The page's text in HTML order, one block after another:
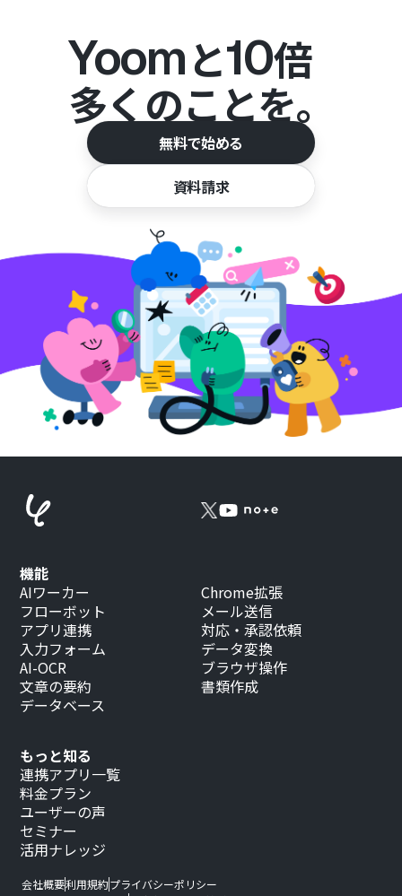
Yoomと10倍
多くのことを。
無料で始める
資料請求
もっと知る
連携アプリ一覧
料金プラン
ユーザーの声
セミナー
活用ナレッジ
機能
AIワーカー
フローボット
アプリ連携
入力フォーム
AI-OCR
文章の要約
データベース
Chrome拡張
メール送信
対応・承認依頼
データ変換
ブラウザ操作
書類作成
会社概要利用規約プライバシーポリシー